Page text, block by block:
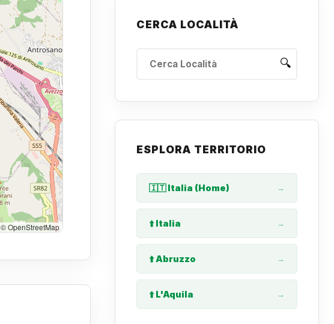
© OpenStreetMap
CERCA LOCALITÀ
🔍
ESPLORA TERRITORIO
🇮🇹 Italia (Home) →
⬆️ Italia →
⬆️ Abruzzo →
⬆️ L'Aquila →